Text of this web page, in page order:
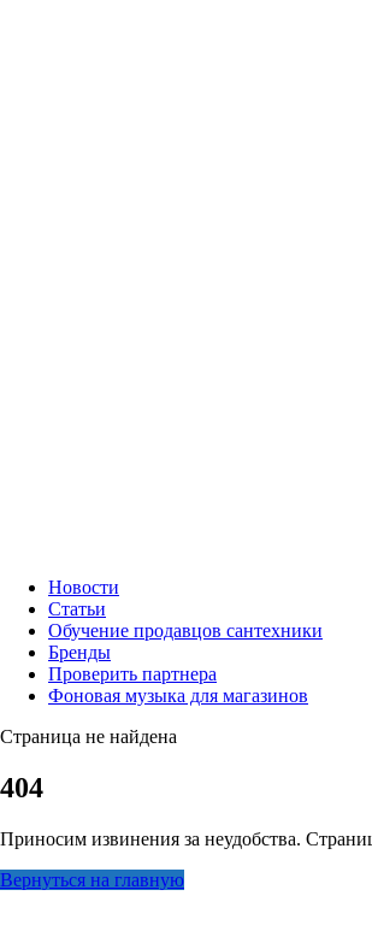
Новости
Статьи
Обучение продавцов сантехники
Бренды
Проверить партнера
Фоновая музыка для магазинов
Страница не найдена
404
Приносим извинения за неудобства.
Вернуться на главную